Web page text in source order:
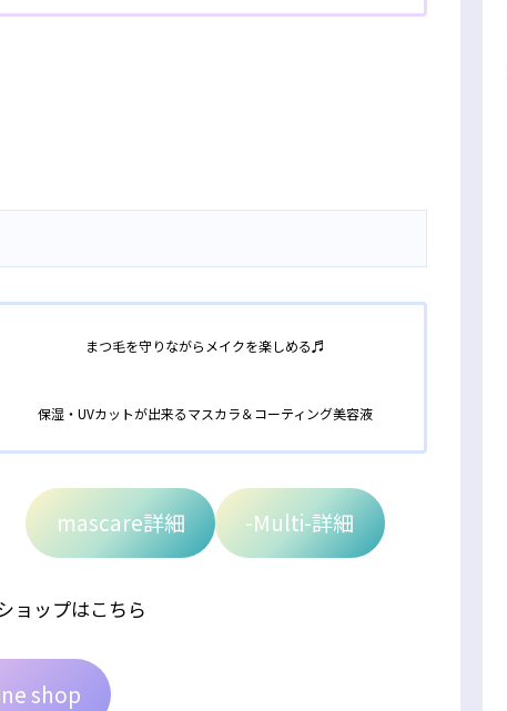
まつ毛を守りながらメイクを楽しめる♬
保湿・UVカットが出来るマスカラ＆コーティング美容液
mascare詳細 -Multi-詳細
ョップはこちら
shop